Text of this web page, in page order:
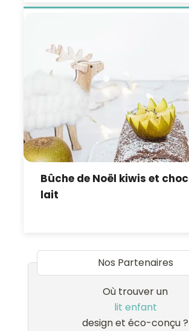
Bûche de Noël kiwis et
lait
Nos Partenaires
Où trouver un
lit enfant
design et éco-conçu ?